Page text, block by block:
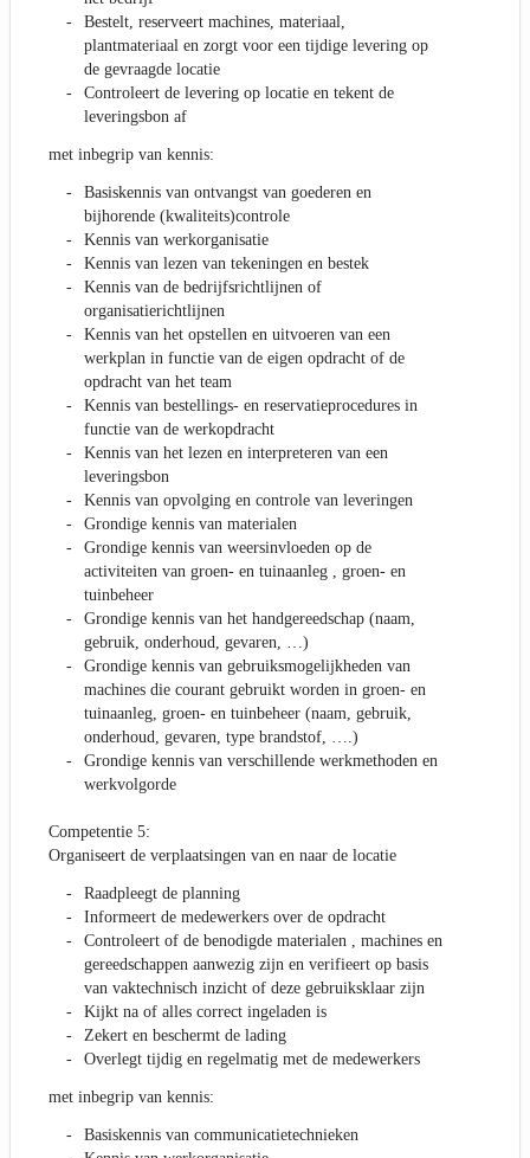
Bestelt, reserveert machines, materiaal,
plantmateriaal en zorgt voor een tijdige levering op
de gevraagde locatie
Controleert de levering op locatie en tekent de
leveringsbon af
met inbegrip van kennis:
Basiskennis van ontvangst van goederen en
bijhorende (kwaliteits)controle
Kennis van werkorganisatie
Kennis van lezen van tekeningen en bestek
Kennis van de bedrijfsrichtlijnen of
organisatierichtlijnen
Kennis van het opstellen en uitvoeren van een
werkplan in functie van de eigen opdracht of de
opdracht van het team
Kennis van bestellings- en reservatieprocedures in
functie van de werkopdracht
Kennis van het lezen en interpreteren van een
leveringsbon
Kennis van opvolging en controle van leveringen
Grondige kennis van materialen
Grondige kennis van weersinvloeden op de
activiteiten van groen- en tuinaanleg , groen- en
tuinbeheer
Grondige kennis van het handgereedschap (naam,
gebruik, onderhoud, gevaren, …)
Grondige kennis van gebruiksmogelijkheden van
machines die courant gebruikt worden in groen- en
tuinaanleg, groen- en tuinbeheer (naam, gebruik,
onderhoud, gevaren, type brandstof, ….)
Grondige kennis van verschillende werkmethoden en
werkvolgorde
Competentie 5:
Organiseert de verplaatsingen van en naar de locatie
Raadpleegt de planning
Informeert de medewerkers over de opdracht
Controleert of de benodigde materialen , machines en
gereedschappen aanwezig zijn en verifieert op basis
van vaktechnisch inzicht of deze gebruiksklaar zijn
Kijkt na of alles correct ingeladen is
Zekert en beschermt de lading
Overlegt tijdig en regelmatig met de medewerkers
met inbegrip van kennis:
Basiskennis van communicatietechnieken